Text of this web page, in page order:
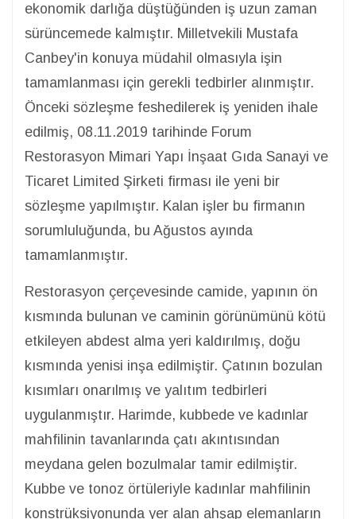
ekonomik darlığa düştüğünden iş uzun zaman
sürüncemede kalmıştır. Milletvekili Mustafa
Canbey'in konuya müdahil olmasıyla işin
tamamlanması için gerekli tedbirler alınmıştır.
Önceki sözleşme feshedilerek iş yeniden ihale
edilmiş, 08.11.2019 tarihinde Forum
Restorasyon Mimari Yapı İnşaat Gıda Sanayi ve
Ticaret Limited Şirketi firması ile yeni bir
sözleşme yapılmıştır. Kalan işler bu firmanın
sorumluluğunda, bu Ağustos ayında
tamamlanmıştır.
Restorasyon çerçevesinde camide, yapının ön
kısmında bulunan ve caminin görünümünü kötü
etkileyen abdest alma yeri kaldırılmış, doğu
kısmında yenisi inşa edilmiştir. Çatının bozulan
kısımları onarılmış ve yalıtım tedbirleri
uygulanmıştır. Harimde, kubbede ve kadınlar
mahfilinin tavanlarında çatı akıntısından
meydana gelen bozulmalar tamir edilmiştir.
Kubbe ve tonoz örtüleriyle kadınlar mahfilinin
konstrüksiyonunda yer alan ahşap elemanların